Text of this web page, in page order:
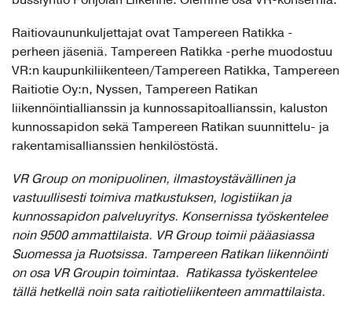
Raitiovaununkuljettajat ovat Tampereen Ratikka -
perheen jäseniä. Tampereen Ratikka -perhe muodostuu
VR:n kaupunkiliikenteen/Tampereen Ratikka, Tampereen
Raitiotie Oy:n, Nyssen, Tampereen Ratikan
liikennöintiallianssin ja kunnossapitoallianssin, kaluston
kunnossapidon sekä Tampereen Ratikan suunnittelu- ja
rakentamisallianssien henkilöstöstä.
VR Group on monipuolinen, ilmastoystävällinen ja
vastuullisesti toimiva matkustuksen, logistiikan ja
kunnossapidon palveluyritys. Konsernissa työskentelee
noin 9500 ammattilaista. VR Group toimii pääasiassa
Suomessa ja Ruotsissa. Tampereen Ratikan liikennöinti
on osa VR Groupin toimintaa. Ratikassa työskentelee
tällä hetkellä noin sata raitiotieliikenteen ammattilaista.